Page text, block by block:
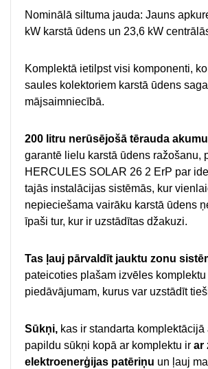
Nominālā siltuma jauda: Jauns
kW karstā ūdens un 23,6 kW
Komplektā ietilpst visi komponenti,
saules kolektoriem karstā ūdens
mājsaimniecībā.
200 litru nerūsējošā tērauda
garantē lielu karstā ūdens ražošanu,
HERCULES SOLAR 26 2 ErP par
tajās instalācijas sistēmās, kur
nepieciešama vairāku karstā ūdens
īpaši tur, kur ir uzstādītas džakuzi.
Tas ļauj pārvaldīt jauktu zonu
pateicoties plašam izvēles komplektu
piedāvājumam, kurus var uzstādīt
Sūkņi, kas ir standarta komplektācijā
papildu sūkņi kopā ar komplektu ir ar
elektroenerģijas patēriņu un ļauj